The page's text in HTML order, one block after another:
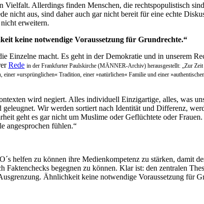
Vielfalt. Allerdings finden Menschen, die rechtspopulistisch
nicht aus, sind daher auch gar nicht bereit für eine echte
erweitern.
keine notwendige Voraussetzung für Grundrechte.“
Einzelne macht. Es geht in der Demokratie und in unserem
Rede in der Frankfurter Paulskirche (MÄNNER-Archiv) herausgestellt: „Zur
»ursprünglichen« Tradition, einer »natürlichen« Familie und einer
wird negiert. Alles individuell Einzigartige, alles, was
Wir werden sortiert nach Identität und Differenz,
geht es gar nicht um Muslime oder Geflüchtete oder
angesprochen fühlen.“
helfen zu können ihre Medienkompetenz zu stärken, damit
Faktenchecks begegnen zu können. Klar ist: den zentralen
Ähnlichkeit keine notwendige Voraussetzung für